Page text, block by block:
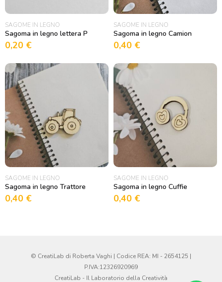
SAGOME IN LEGNO
Sagoma in legno lettera P
0,20 €
SAGOME IN LEGNO
Sagoma in legno Camion
0,40 €
SAGOME IN LEGNO
Sagoma in legno Trattore
0,40 €
SAGOME IN LEGNO
Sagoma in legno Cuffie
0,40 €
© CreatiLab di Roberta Vaghi | Codice REA: MI - 2654125 |
P.IVA:12326920969
CreatiLab - Il Laboratorio della Creatività